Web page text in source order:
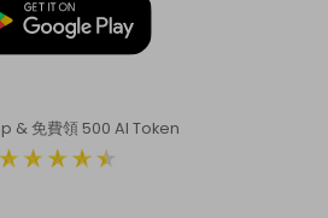
& 免費領 500 AI Token